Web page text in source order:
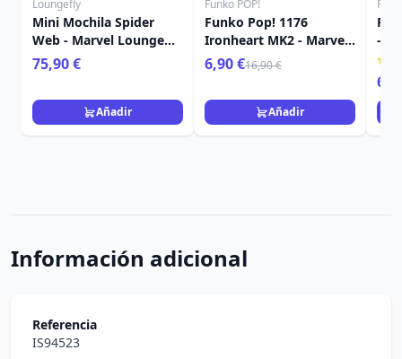
Loungefly
Mini Mochila Spider
Web - Marvel Loungefly
Spider-Man
75,90 €
Añadir
Funko POP!
Funko Pop! 1176
Ironheart MK2 - Marvel
Black Panther Wakanda
Forever
6,90 €16,90 €
Añadir
-
el
Información adicional
Referencia
IS94523